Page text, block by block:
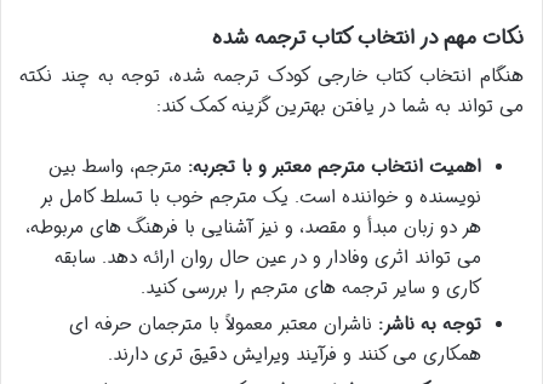
نکات مهم در انتخاب کتاب ترجمه شده
هنگام انتخاب کتاب خارجی کودک ترجمه شده، توجه به چند نکته
می تواند به شما در یافتن بهترین گزینه کمک کند:
اهمیت انتخاب مترجم معتبر و با تجربه: مترجم، واسط بین
نویسنده و خواننده است. یک مترجم خوب با تسلط کامل بر
هر دو زبان مبدأ و مقصد، و نیز آشنایی با فرهنگ های مربوطه،
می تواند اثری وفادار و در عین حال روان ارائه دهد. سابقه
کاری و سایر ترجمه های مترجم را بررسی کنید.
توجه به ناشر: ناشران معتبر معمولاً با مترجمان حرفه ای
همکاری می کنند و فرآیند ویرایش دقیق تری دارند.